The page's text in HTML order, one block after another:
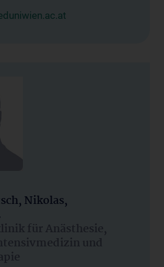
Nikolas,
für Anästhesie,
und